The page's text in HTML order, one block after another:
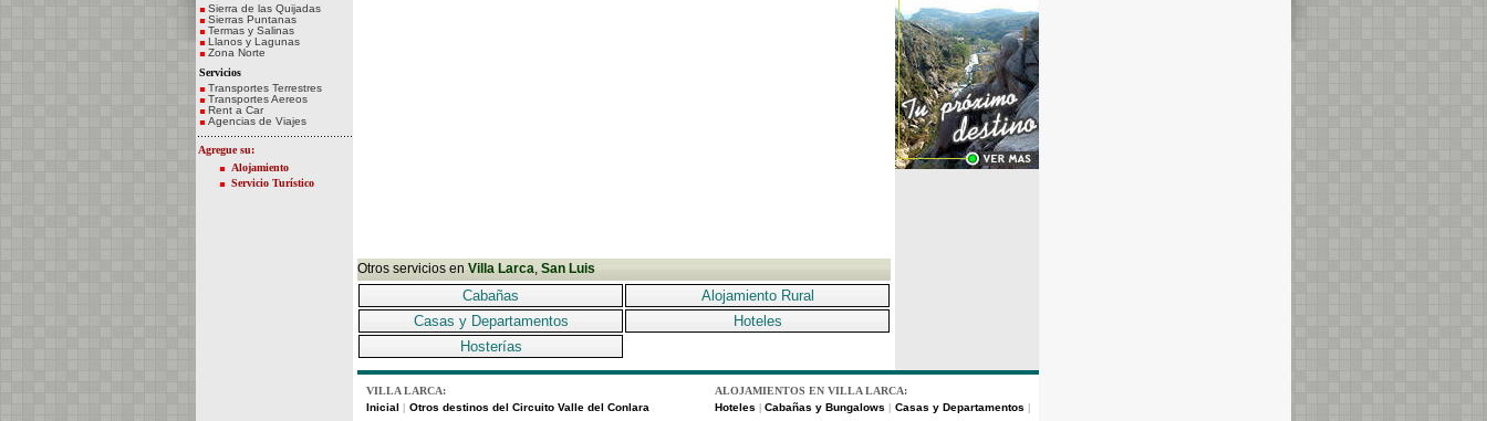
Sierra de las Quijadas
Sierras Puntanas
Termas y Salinas
Llanos y Lagunas
Zona Norte
Servicios
Transportes Terrestres
Transportes Aereos
Rent a Car
Agencias de Viajes
Agregue su:
Alojamiento
Servicio Turístico
Otros servicios en Villa Larca, San Luis
Cabañas
Alojamiento Rural
Casas y Departamentos
Hoteles
Hosterías
VILLA LARCA:
Inicial
Otros destinos del Circuito Valle del Conlara
ALOJAMIENTOS EN VILLA LARCA:
Hoteles
Cabañas y Bungalows Casas y Departamentos